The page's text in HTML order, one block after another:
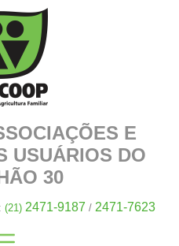
E
USUÁRIOS DO
30
(21) 2471-9187 / 2471-7623